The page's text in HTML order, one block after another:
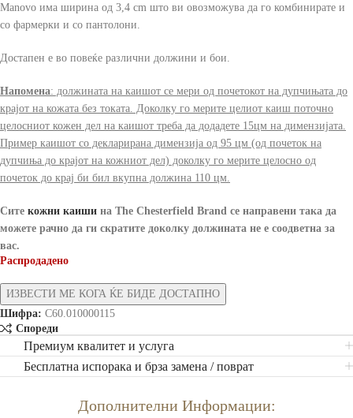
Manovo има ширина од 3,4 cm што ви овозможува да го комбинирате и
со фармерки и со пантолони.
Достапен е во повеќе различни должини и бои.
Напомена: должината на каишот се мери од почетокот на дупчињата до
крајот на кожата без токата. Доколку го мерите целиот каиш поточно
целосниот кожен дел на каишот треба да додадете 15цм на димензијата.
Пример каишот со декларирана димензија од 95 цм (од почеток на
дупчиња до крајот на кожниот дел) доколку го мерите целосно од
почеток до крај би бил вкупна должина 110 цм.
Сите кожни каиши на The Chesterfield Brand се направени така да
можете рачно да ги скратите доколку должината не е соодветна за
вас.
Распродадено
Шифра: C60.010000115
Спореди
Премиум квалитет и услуга
Бесплатна испорака и брза замена / поврат
Дополнителни Информации: